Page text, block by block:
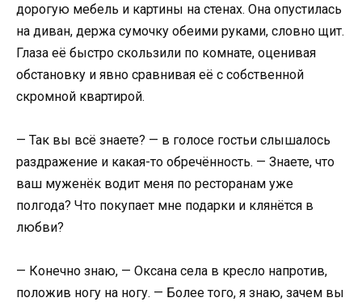
дорогую мебель и картины на стенах. Она опустилась
на диван, держа сумочку обеими руками, словно щит.
Глаза её быстро скользили по комнате, оценивая
обстановку и явно сравнивая её с собственной
скромной квартирой.
— Так вы всё знаете? — в голосе гостьи слышалось
раздражение и какая-то обречённость. — Знаете, что
ваш муженёк водит меня по ресторанам уже
полгода? Что покупает мне подарки и клянётся в
любви?
— Конечно знаю, — Оксана села в кресло напротив,
положив ногу на ногу. — Более того, я знаю, зачем вы